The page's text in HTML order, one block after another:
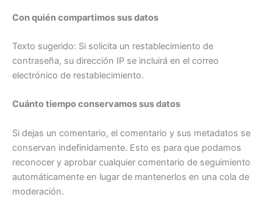
Con quién compartimos sus datos
Texto sugerido: Si solicita un restablecimiento de
contraseña, su dirección IP se incluirá en el correo
electrónico de restablecimiento.
Cuánto tiempo conservamos sus datos
Si dejas un comentario, el comentario y sus metadatos se
conservan indefinidamente. Esto es para que podamos
reconocer y aprobar cualquier comentario de seguimiento
automáticamente en lugar de mantenerlos en una cola de
moderación.